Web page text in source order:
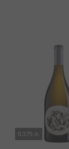
0.375 л.